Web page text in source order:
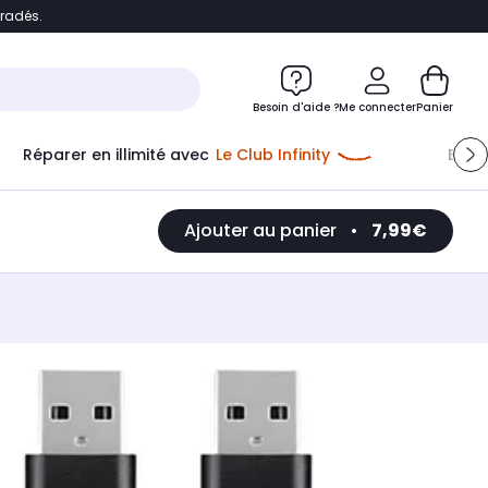
Accéder directement au chatbot
Besoin d'aide ?Me connecterPanier
Réparer en illimité avec Le Club Infinity
Ajouter au panier • 7,99€